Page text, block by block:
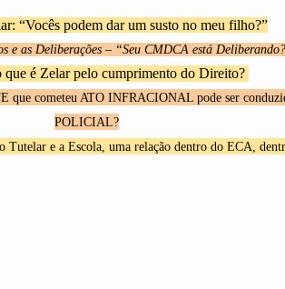
“Vocês podem dar um susto no meu filho?”
e as Deliberações – “Seu CMDCA está
que é Zelar pelo cumprimento do Direito?
que cometeu ATO INFRACIONAL pode ser
POLICIAL?
Tutelar e a Escola, uma relação dentro do ECA,